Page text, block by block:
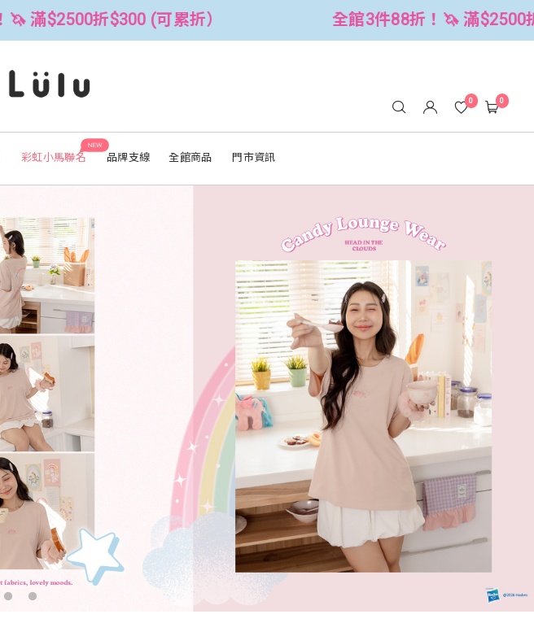
全館3件88折！🦄 滿$2500折$300 (可累折） 全
NEW
彩虹小馬聯名 品牌支線 全館商品 門市資訊
0 0